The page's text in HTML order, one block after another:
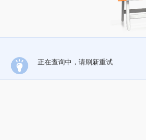
正在查询中，请刷新重试